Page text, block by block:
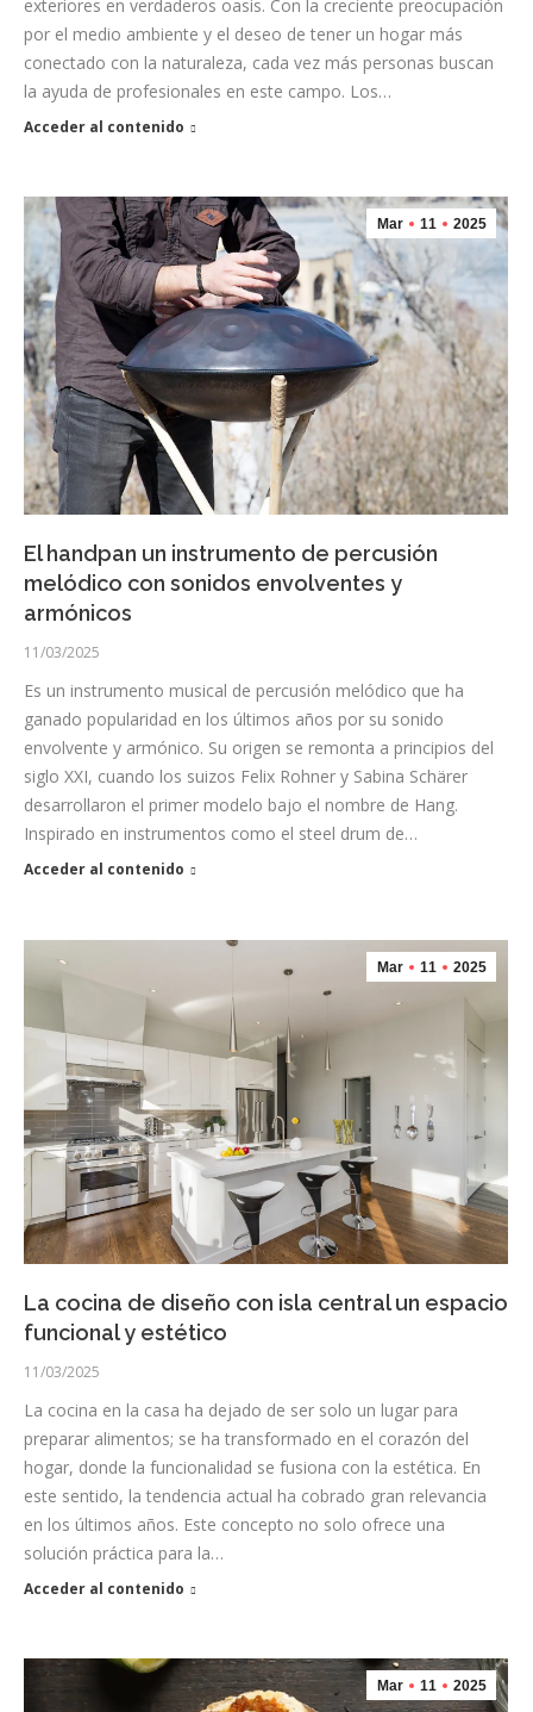
exteriores en verdaderos oasis. Con la creciente preocupación
por el medio ambiente y el deseo de tener un hogar más
conectado con la naturaleza, cada vez más personas buscan
la ayuda de profesionales en este campo. Los…
Acceder al contenido
Mar 11 2025
El handpan un instrumento de percusión
melódico con sonidos envolventes y
armónicos
11/03/2025
Es un instrumento musical de percusión melódico que ha
ganado popularidad en los últimos años por su sonido
envolvente y armónico. Su origen se remonta a principios del
siglo XXI, cuando los suizos Felix Rohner y Sabina Schärer
desarrollaron el primer modelo bajo el nombre de Hang.
Inspirado en instrumentos como el steel drum de…
Acceder al contenido
Mar 11 2025
La cocina de diseño con isla central un espacio
funcional y estético
11/03/2025
La cocina en la casa ha dejado de ser solo un lugar para
preparar alimentos; se ha transformado en el corazón del
hogar, donde la funcionalidad se fusiona con la estética. En
este sentido, la tendencia actual ha cobrado gran relevancia
en los últimos años. Este concepto no solo ofrece una
solución práctica para la…
Acceder al contenido
Mar 11 2025